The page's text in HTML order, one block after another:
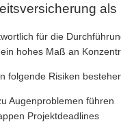
für die
hohes Maß an
folgende Risiken
Augenproblemen führen
Projektdeadlines